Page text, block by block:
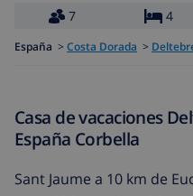
7
4
España > Costa Dorada >
Casa de vacaciones
España Corbella
Sant Jaume a 10 km de